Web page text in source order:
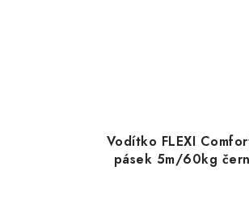
Vodítko FLEXI
pásek 5m/60kg